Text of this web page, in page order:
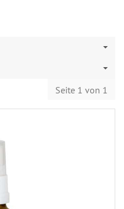
Seite 1 von 1